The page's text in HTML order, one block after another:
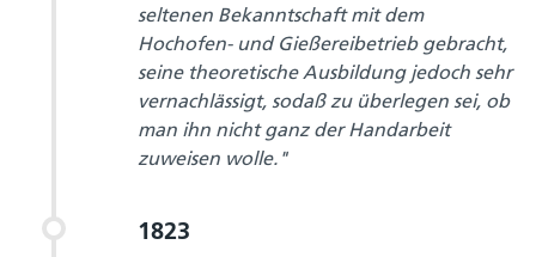
seltenen Bekanntschaft mit dem
Hochofen- und Gießereibetrieb gebracht,
seine theoretische Ausbildung jedoch sehr
vernachlässigt, sodaß zu überlegen sei, ob
man ihn nicht ganz der Handarbeit
zuweisen wolle."
1823